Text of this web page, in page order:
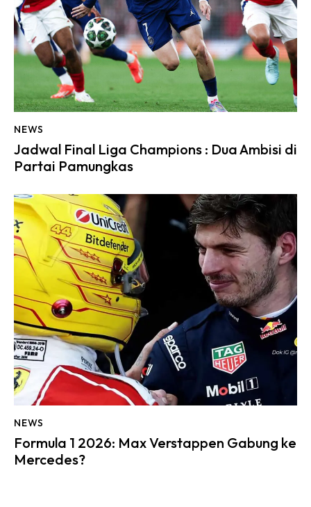
NEWS
Jadwal Final Liga Champions : Dua Ambisi di
Partai Pamungkas
NEWS
Formula 1 2026: Max Verstappen Gabung ke
Mercedes?